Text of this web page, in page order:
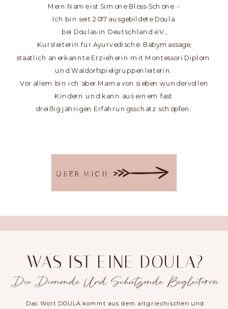
ÜBER MICH
Mein Name ist Simone Bloss-Schöne -
Ich bin seit 2017 ausgebildete Doula
bei Doulas in Deutschland e.V.,
Kursleiterin für Ayurvedische Babymassage,
staatlich anerkannte Erzieherin mit Montessori Diplom
und Waldorfspielgruppenleiterin.
Vor allem bin ich aber Mama von sieben wundervollen
Kindern und kann aus einem fast
dreißig jährigen Erfahrungsschatz schöpfen.
WAS IST EINE DOULA?
Die Dienende Und Schützende Begleiterin
Das Wort DOULA kommt aus dem altgriechischen und